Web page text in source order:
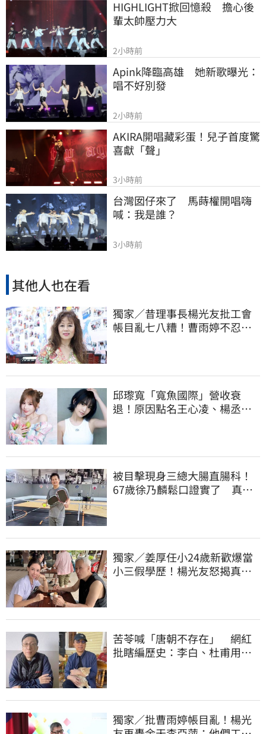
HIGHLIGHT掀回憶殺　擔心後
輩太帥壓力大
2小時前
Apink降臨高雄　她新歌曝光：
唱不好別發
2小時前
AKIRA開唱藏彩蛋！兒子首度驚
喜獻「聲」
3小時前
台灣囡仔來了　馬蒔權開唱嗨
喊：我是誰？
3小時前
其他人也在看
獨家／昔理事長楊光友批工會
帳目亂七八糟！曹雨婷不忍
邱瓈寬「寬魚國際」營收衰
退！原因點名王心凌、楊丞琳
被目擊現身三總大腸直腸科！
67歲徐乃麟鬆口證實了 真實
獨家／姜厚任小24歲新歡爆當
小三假學歷！楊光友怒揭真實
苦苓喊「唐朝不存在」 網紅
批瞎編歷史：李白、杜甫用鮮
獨家／批曹雨婷帳目亂！楊光